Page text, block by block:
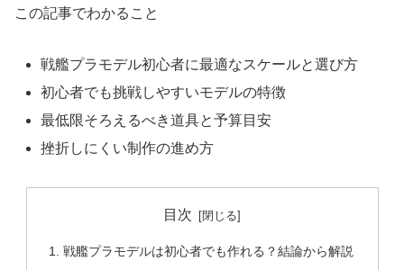
この記事でわかること
戦艦プラモデル初心者に最適なスケールと選び方
初心者でも挑戦しやすいモデルの特徴
最低限そろえるべき道具と予算目安
挫折しにくい制作の進め方
目次
戦艦プラモデルは初心者でも作れる？結論から解説